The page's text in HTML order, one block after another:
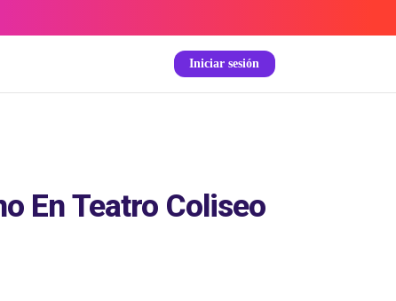
Iniciar sesión
En Teatro Coliseo